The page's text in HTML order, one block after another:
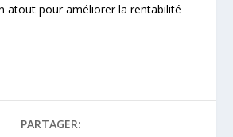
atout pour améliorer la rentabilité
PARTAGER: